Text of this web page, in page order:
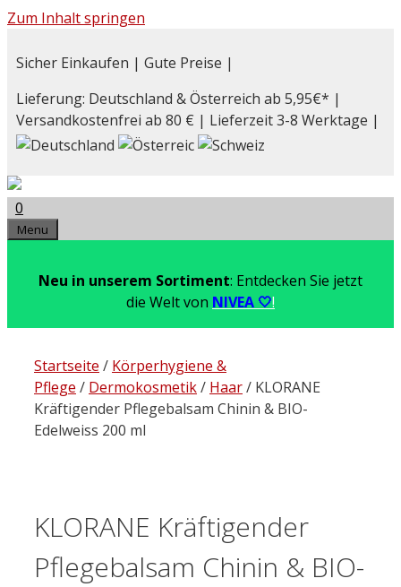
Zum Inhalt springen
Sicher Einkaufen | Gute Preise |
Lieferung: Deutschland & Österreich ab 5,95€* |
Versandkostenfrei ab 80 € | Lieferzeit 3-8 Werktage |
0
Menu
Neu in unserem Sortiment: Entdecken Sie jetzt
die Welt von NIVEA 🤍!
Startseite / Körperhygiene &
Pflege / Dermokosmetik/ Haar/ KLORANE
Kräftigender Pflegebalsam Chinin & BIO-
Edelweiss 200 ml
KLORANE Kräftigender
Pflegebalsam Chinin & BIO-